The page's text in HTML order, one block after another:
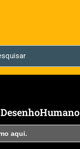
DesenhoHumano